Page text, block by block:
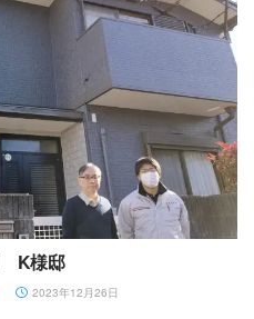
K様邸
2023年12月26日